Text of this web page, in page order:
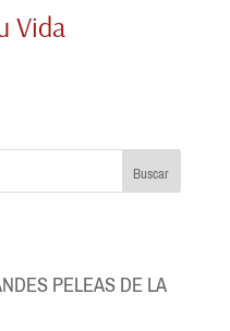
Vida
Buscar
PELEAS DE LA